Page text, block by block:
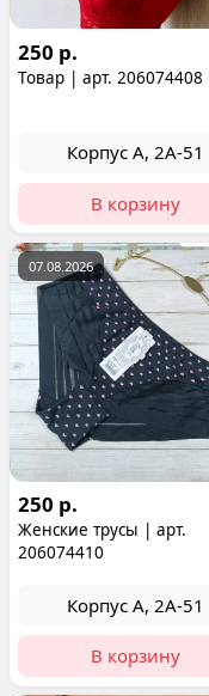
250 р.
Товар | арт. 206074408
Корпус А, 2А-51
В корзину
07.08.2026
250 р.
Женские трусы | арт.
206074410
Корпус А, 2А-51
В корзину